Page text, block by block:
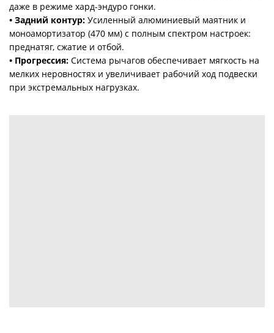
даже в режиме хард-эндуро гонки.
• Задний контур: Усиленный алюминиевый маятник и
моноамортизатор (470 мм) с полным спектром настроек:
преднатяг, сжатие и отбой.
• Прогрессия: Система рычагов обеспечивает мягкость на
мелких неровностях и увеличивает рабочий ход подвески
при экстремальных нагрузках.